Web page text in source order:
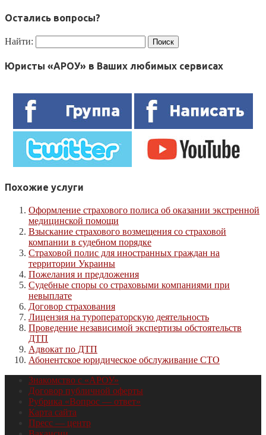
Остались вопросы?
Найти:
Юристы «АРОУ» в Ваших любимых сервисах
Похожие услуги
Оформление страхового полиса об оказании экстренной
медицинской помощи
Взыскание страхового возмещения со страховой
компании в судебном порядке
Страховой полис для иностранных граждан на
территории Украины
Пожелания и предложения
Судебные споры со страховыми компаниями при
невыплате
Договор страхования
Лицензия на туроператорскую деятельность
Проведение независимой экспертизы обстоятельств
ДТП
Адвокат по ДТП
Абонентское юридическое обслуживание СТО
Знакомство с «АРОУ»
Договор публичной оферты
Рубрика «Вопрос — ответ»
Карта сайта
Пресс — центр